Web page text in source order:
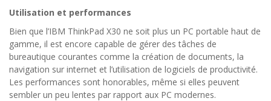
Utilisation et performances
Bien que l’IBM ThinkPad X30 ne soit plus un PC portable haut de
gamme, il est encore capable de gérer des tâches de
bureautique courantes comme la création de documents, la
navigation sur internet et l’utilisation de logiciels de productivité.
Les performances sont honorables, même si elles peuvent
sembler un peu lentes par rapport aux PC modernes.